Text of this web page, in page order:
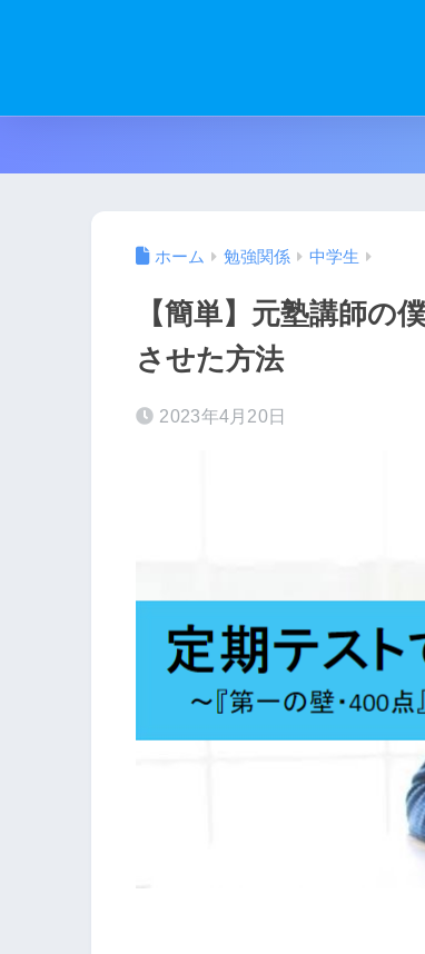
ホーム 勉強関係 中学生
【簡単】元塾講師の
させた方法
2023年4月20日